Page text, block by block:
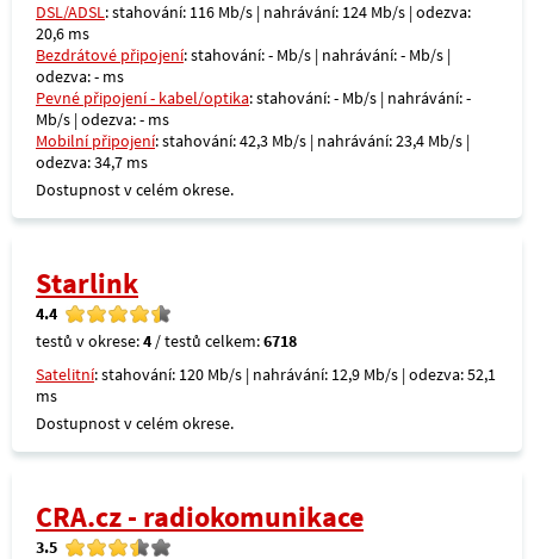
DSL/ADSL: stahování: 116 Mb/s | nahrávání: 124 Mb/s | odezva:
20,6 ms
Bezdrátové připojení: stahování: - Mb/s | nahrávání: - Mb/s |
odezva: - ms
Pevné připojení - kabel/optika: stahování: - Mb/s | nahrávání: -
Mb/s | odezva: - ms
Mobilní připojení: stahování: 42,3 Mb/s | nahrávání: 23,4 Mb/s |
odezva: 34,7 ms
Dostupnost v celém okrese.
Starlink
4.4
testů v okrese:4 / testů celkem:6718
Satelitní: stahování: 120 Mb/s | nahrávání: 12,9 Mb/s | odezva: 52,1
ms
Dostupnost v celém okrese.
CRA.cz - radiokomunikace
3.5